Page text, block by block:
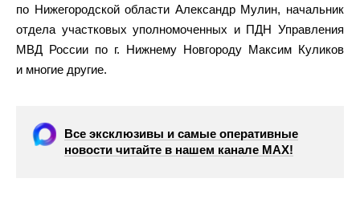
по Нижегородской области Александр Мулин, начальник
отдела участковых уполномоченных и ПДН Управления
МВД России по г. Нижнему Новгороду Максим Куликов
и многие другие.
Все эксклюзивы и самые оперативные
новости читайте в нашем канале МАХ!